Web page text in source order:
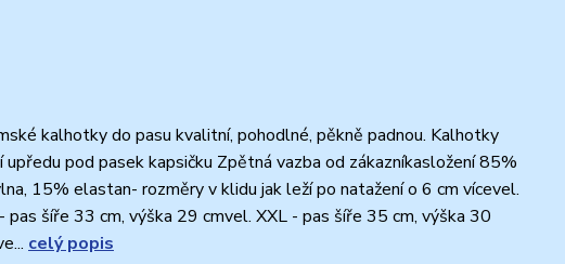
kalhotky do pasu kvalitní, pohodlné, pěkně padnou. Kalhotky
upředu pod pasek kapsičku Zpětná vazba od zákazníkasložení 85%
15% elastan- rozměry v klidu jak leží po natažení o 6 cm vícevel.
pas šíře 33 cm, výška 29 cmvel. XXL - pas šíře 35 cm, výška 30
celý popis